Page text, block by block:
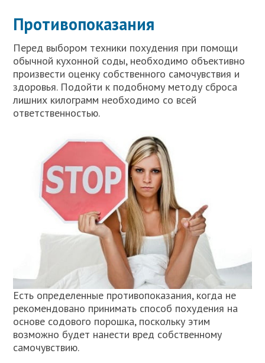
Противопоказания
Перед выбором техники похудения при помощи
обычной кухонной соды, необходимо объективно
произвести оценку собственного самочувствия и
здоровья. Подойти к подобному методу сброса
лишних килограмм необходимо со всей
ответственностью.
Есть определенные противопоказания, когда не
рекомендовано принимать способ похудения на
основе содового порошка, поскольку этим
возможно будет нанести вред собственному
самочувствию.